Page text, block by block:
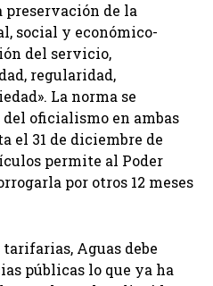
preservación de la
social y económico-
del servicio,
regularidad,
La norma se
oficialismo en ambas
el 31 de diciembre de
permite al Poder
por otros 12 meses
Aguas debe
públicas lo que ya ha